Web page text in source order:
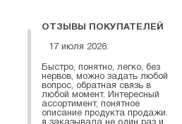
ОТЗЫВЫ ПОКУПАТЕЛЕЙ
17 июля 2026:
Быстро, понятно, легко, без
нервов, можно задать любой
вопрос, обратная связь в
любой момент. Интересный
ассортимент, понятное
описание продукта продажи.